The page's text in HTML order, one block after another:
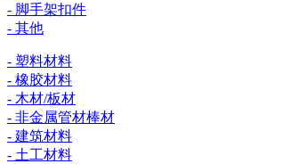
- 脚手架扣件
- 其他
- 塑料材料
- 橡胶材料
- 木材/板材
- 非金属管材棒材
- 建筑材料
- 土工材料